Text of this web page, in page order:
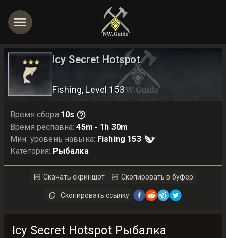
Icy Secret Hotspot
Fishing, Level 153
Время сбора:10s
Время респавна: 45m - 1h 30m
Мин. уровень навыка: Fishing 153
Категория: Рыбалка
Скачать скриншот Скопировать в буфер
Скопировать ссылку
Icy Secret Hotspot Рыбалка